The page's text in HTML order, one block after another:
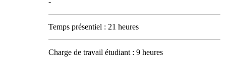
Temps présentiel : 21 heures
Charge de travail étudiant : 9 heures